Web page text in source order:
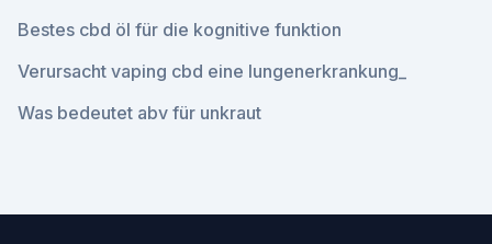
Bestes cbd öl für die kognitive funktion
Verursacht vaping cbd eine lungenerkrankung_
Was bedeutet abv für unkraut